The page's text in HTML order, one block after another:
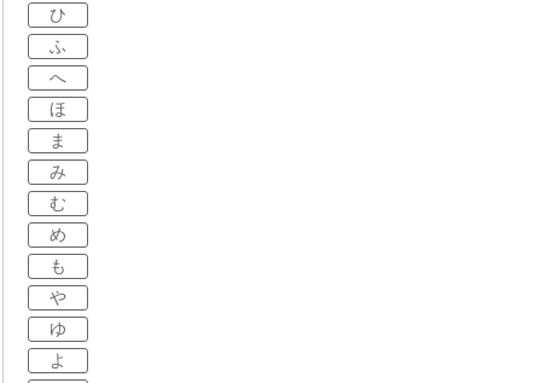
ひ
ふ
へ
ほ
ま
み
む
め
も
や
ゆ
よ